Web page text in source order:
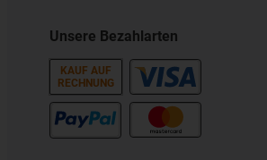
Unsere Bezahlarten
KAUF AUF
RECHNUNG